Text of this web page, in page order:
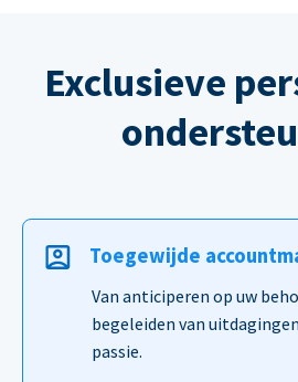
Exclusieve
Toegewijde
Van anticiperen op uw
begeleiden van
passie.